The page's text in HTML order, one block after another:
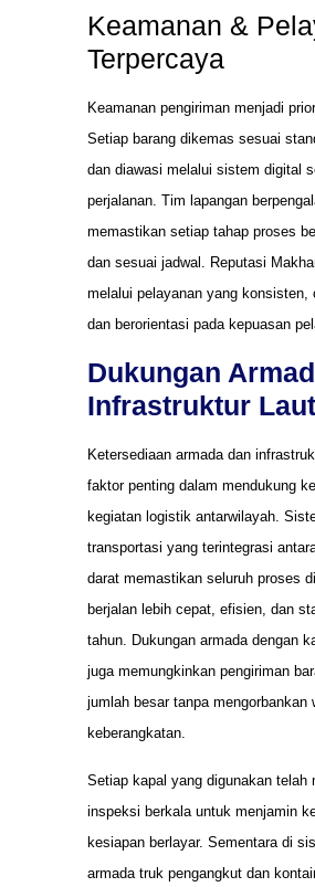
Keamanan &
Terpercaya
Keamanan pengiriman menjadi
Setiap barang dikemas sesuai
dan diawasi melalui sistem digital
perjalanan. Tim lapangan
memastikan setiap tahap proses
dan sesuai jadwal. Reputasi
melalui pelayanan yang konsisten,
dan berorientasi pada kepuasan
Dukungan
Infrastruktur
Ketersediaan armada dan
faktor penting dalam mendukung
kegiatan logistik antarwilayah.
transportasi yang terintegrasi
darat memastikan seluruh proses
berjalan lebih cepat, efisien, dan
tahun. Dukungan armada dengan
juga memungkinkan pengiriman
jumlah besar tanpa mengorbankan
keberangkatan.
Setiap kapal yang digunakan telah
inspeksi berkala untuk menjamin
kesiapan berlayar. Sementara di
armada truk pengangkut dan